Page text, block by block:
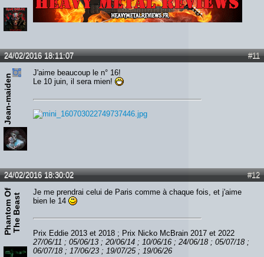
#11
24/02/2016 18:11:07
Jean-maiden
J'aime beaucoup le n° 16!
Le 10 juin, il sera mien!
#12
24/02/2016 18:30:02
P
h
a
n
t
o
m
O
f
T
h
e
B
e
a
st
Je me prendrai celui de Paris comme à chaque fois, et j'aime
bien le 14
Prix Eddie 2013 et 2018 ; Prix Nicko McBrain 2017 et 2022
27/06/11 ; 05/06/13 ; 20/06/14 ; 10/06/16 ; 24/06/18 ; 05/07/18 ;
06/07/18 ; 17/06/23 ; 19/07/25 ; 19/06/26